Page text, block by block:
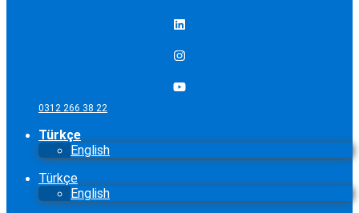
0312 266 38 22
Türkçe
English
Türkçe
English